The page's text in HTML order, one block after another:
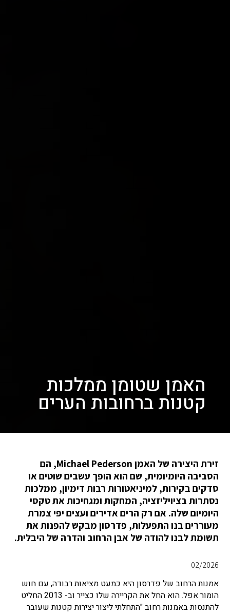
האמן שטומן ממלכות
קטנות ברחובות הערים
זירת היצירה של האמן Michael Pederson, הם
הסביבה היומיומית, שם הוא הופך עשבים שוטים או
סדקים בקירות, למיניאטורות רבות דימיון, ממלכות
נסתרות בציויליזציה, המחקות ומגחיכות את טקסי
היומיום שלה. אם רק הרים אדירים ועצים יפי צמרת
מעוררים בנו התפעלות, פדרסון מבקש להפנות את
תשומת לבנו להודה של אבן הרחוב והדרה של היבלית.
02/2026
אמנות הרחוב של פדרסון היא כמעט מציאות רבודה, עם חוש
הומור אפל. הוא החל את הקריירה שלו כצייר וב- 2013 החליט
להתנסות באמנות רחוב "התחלתי ליצור יצירות קטנות שעובר